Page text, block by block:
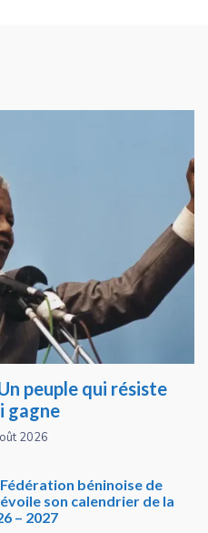
peuple qui résiste
gagne
2026
béninoise de
son calendrier de la
– 2027